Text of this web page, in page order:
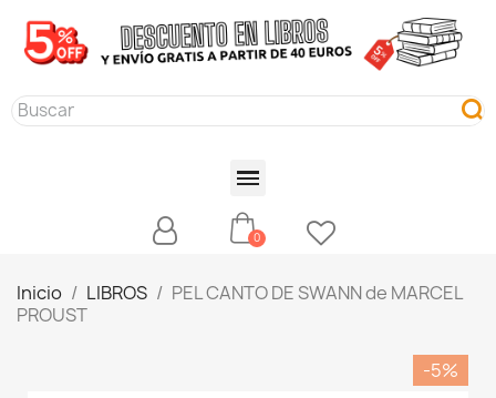
Inicio LIBROS
PEL CANTO DE SWANN de MARCEL
PROUST
-5%